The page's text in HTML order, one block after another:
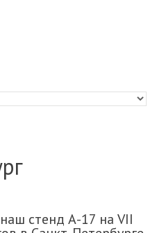
стенд А-17 на VII